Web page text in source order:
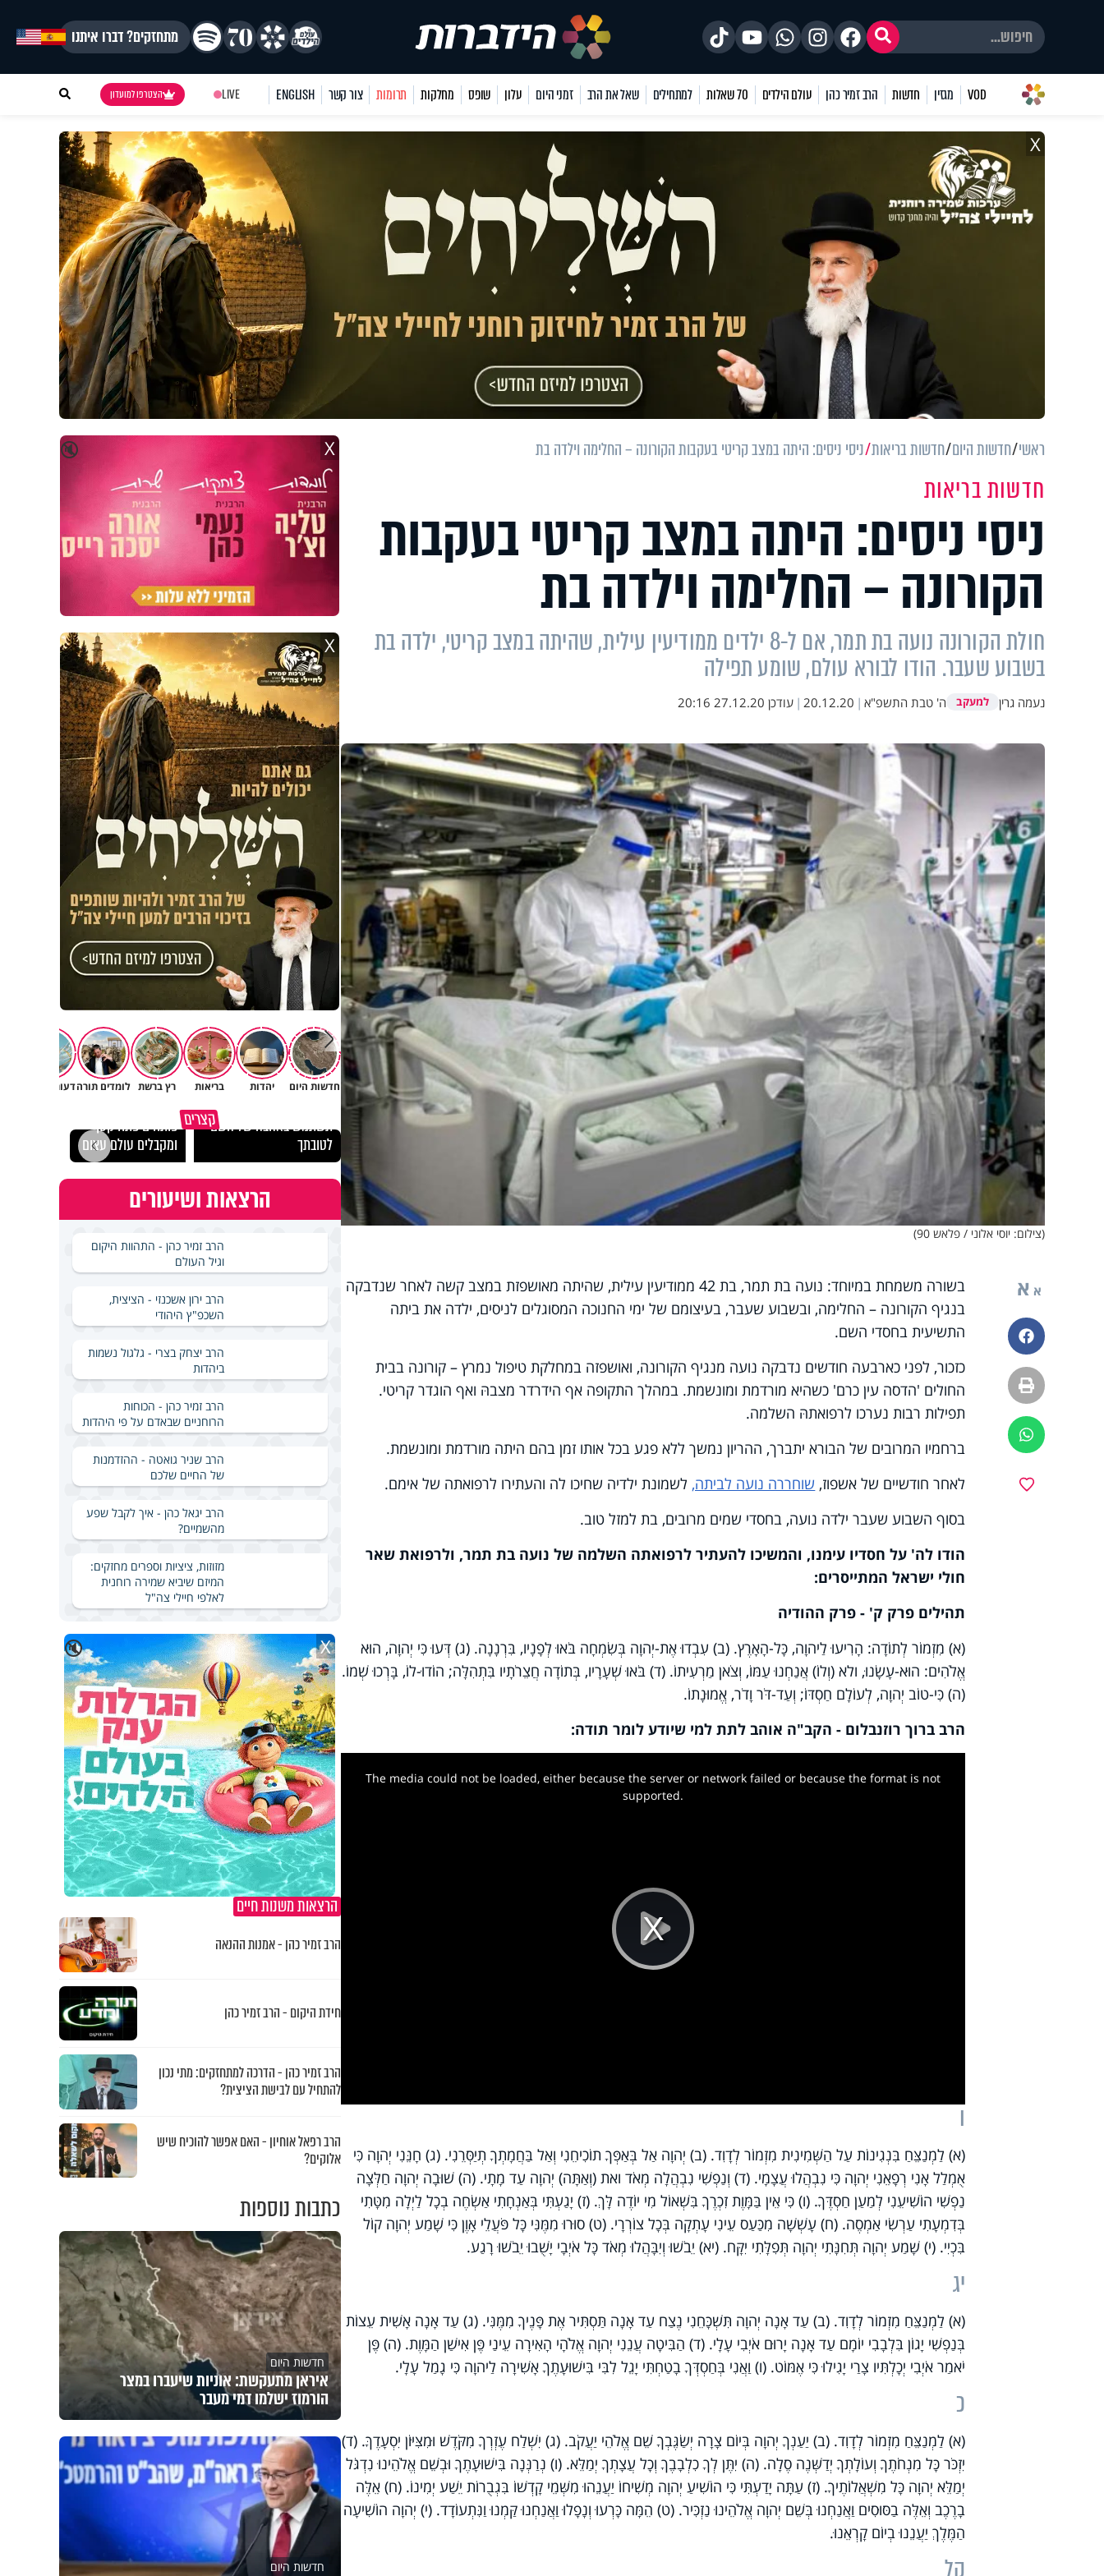
מתחזקים? דברו איתנו
VOD מגזין חדשות הרב זמיר כהן עולם הילדים 70 שאלות למתחילים שאל את הרב זמני היום עלון שופס מחלקות תרומות צור קשר ENGLISH
LIVE הצטרפו למועדון
X
ראשי חדשות היום חדשות בריאות ניסי ניסים: היתה במצב קריטי בעקבות הקורונה – החלימה וילדה בת
חדשות בריאות
ניסי ניסים: היתה במצב קריטי בעקבות
הקורונה – החלימה וילדה בת
חולת הקורונה נועה בת תמר, אם ל-8 ילדים ממודיעין עילית, שהיתה במצב קריטי, ילדה בת
בשבוע שעבר. הודו לבורא עולם, שומע תפילה
נעמה גרין למעקב ה' טבת התשפ"א |
20.12.20
| עודכן 27.12.20 20:16
(צילום: יוסי אלוני / פלאש 90)
א א
פייסבוק
הדפסה
ווטסאפ
בשורה משמחת במיוחד: נועה בת תמר, בת 42 ממודיעין עילית, שהיתה מאושפזת במצב קשה לאחר שנדבקה
בנגיף הקורונה – החלימה, ובשבוע שעבר, בעיצומם של ימי החנוכה המסוגלים לניסים, ילדה את ביתה
התשיעית בחסדי השם.
כזכור, לפני כארבעה חודשים נדבקה נועה מנגיף הקורונה, ואושפזה במחלקת טיפול נמרץ – קורונה בבית
החולים 'הדסה עין כרם' כשהיא מורדמת ומונשמת. במהלך התקופה אף הידרדר מצבהּ ואף הוגדר קריטי.
תפילות רבות נערכו לרפואתהּ השלמה.
ברחמיו המרובים של הבורא יתברך, ההריון נמשך ללא פגע בכל אותו זמן בהם היתה מורדמת ומונשמת.
לאחר חודשיים של אשפוז, שוחררה נועה לביתה, לשמונת ילדיה שחיכו לה והעתירו לרפואתה של אימם.
בסוף השבוע שעבר ילדה נועה, בחסדי שמים מרובים, בת למזל טוב.
הודו לה' על חסדיו עימנו, והמשיכו להעתיר לרפואתה השלמה של נועה בת תמר, ולרפואת שאר
חולי ישראל המתייסרים:
תהילים פרק ק' - פרק ההודיה
(א) מִזְמוֹר לְתוֹדָה: הָרִיעוּ לַיהוָה, כָּל-הָאָרֶץ. (ב) עִבְדוּ אֶת-יְהוָה בְּשִׂמְחָה בֹּאוּ לְפָנָיו, בִּרְנָנָה. (ג) דְּעוּ כִּי יְהוָה, הוּא
אֱלֹהִים: הוּא-עָשָׂנוּ, ולא (וְלוֹ) אֲנַחְנוּ עַמּוֹ, וְצֹאן מַרְעִיתוֹ. (ד) בֹּאוּ שְׁעָרָיו, בְּתוֹדָה חֲצֵרֹתָיו בִּתְהִלָּה; הוֹדוּ-לוֹ, בָּרְכוּ שְׁמוֹ.
(ה) כִּי-טוֹב יְהוָה, לְעוֹלָם חַסְדּוֹ; וְעַד-דֹּר וָדֹר, אֱמוּנָתוֹ.
הרב ברוך רוזנבלום - הקב"ה אוהב לתת למי שיודע לומר תודה:
Play
The media could not be loaded, either because the server or network failed or because the format is not
supported.
ו
(א) לַמְנַצֵּחַ בִּנְגִינוֹת עַל הַשְּׁמִינִית מִזְמוֹר לְדָוִד. (ב) יְהוָה אַל בְּאַפְּךָ תוֹכִיחֵנִי וְאַל בַּחֲמָתְךָ תְיַסְּרֵנִי. (ג) חָנֵּנִי יְהוָה כִּי
אֻמְלַל אָנִי רְפָאֵנִי יְהוָה כִּי נִבְהֲלוּ עֲצָמָי. (ד) וְנַפְשִׁי נִבְהֲלָה מְאֹד ואת (וְאַתָּה) יְהוָה עַד מָתָי. (ה) שׁוּבָה יְהוָה חַלְּצָה
נַפְשִׁי הוֹשִׁיעֵנִי לְמַעַן חַסְדֶּךָ. (ו) כִּי אֵין בַּמָּוֶת זִכְרֶךָ בִּשְׁאוֹל מִי יוֹדֶה לָּךְ. (ז) יָגַעְתִּי בְּאַנְחָתִי אַשְׂחֶה בְכָל לַיְלָה מִטָּתִי
בְּדִמְעָתִי עַרְשִׂי אַמְסֶה. (ח) עָשְׁשָׁה מִכַּעַס עֵינִי עָתְקָה בְּכָל צוֹרְרָי. (ט) סוּרוּ מִמֶּנִּי כָּל פֹּעֲלֵי אָוֶן כִּי שָׁמַע יְהוָה קוֹל
בִּכְיִי. (י) שָׁמַע יְהוָה תְּחִנָּתִי יְהוָה תְּפִלָּתִי יִקָּח. (יא) יֵבֹשׁוּ וְיִבָּהֲלוּ מְאֹד כָּל אֹיְבָי יָשֻׁבוּ יֵבֹשׁוּ רָגַע.
יג
(א) לַמְנַצֵּחַ מִזְמוֹר לְדָוִד. (ב) עַד אָנָה יְהוָה תִּשְׁכָּחֵנִי נֶצַח עַד אָנָה תַּסְתִּיר אֶת פָּנֶיךָ מִמֶּנִּי. (ג) עַד אָנָה אָשִׁית עֵצוֹת
בְּנַפְשִׁי יָגוֹן בִּלְבָבִי יוֹמָם עַד אָנָה יָרוּם אֹיְבִי עָלָי. (ד) הַבִּיטָה עֲנֵנִי יְהוָה אֱלֹהָי הָאִירָה עֵינַי פֶּן אִישַׁן הַמָּוֶת. (ה) פֶּן
יֹאמַר אֹיְבִי יְכָלְתִּיו צָרַי יָגִילוּ כִּי אֶמּוֹט. (ו) וַאֲנִי בְּחַסְדְּךָ בָטַחְתִּי יָגֵל לִבִּי בִּישׁוּעָתֶךָ אָשִׁירָה לַיהוָה כִּי גָמַל עָלָי.
כ
(א) לַמְנַצֵּחַ מִזְמוֹר לְדָוִד. (ב) יַעַנְךָ יְהוָה בְּיוֹם צָרָה יְשַׂגֶּבְךָ שֵׁם אֱלֹהֵי יַעֲקֹב. (ג) יִשְׁלַח עֶזְרְךָ מִקֹּדֶשׁ וּמִצִּיּוֹן יִסְעָדֶךָּ. (ד)
יִזְכֹּר כָּל מִנְחֹתֶךָ וְעוֹלָתְךָ יְדַשְּׁנֶה סֶלָה. (ה) יִתֶּן לְךָ כִלְבָבֶךָ וְכָל עֲצָתְךָ יְמַלֵּא. (ו) נְרַנְּנָה בִּישׁוּעָתֶךָ וּבְשֵׁם אֱלֹהֵינוּ נִדְגֹּל
יְמַלֵּא יְהוָה כָּל מִשְׁאֲלוֹתֶיךָ. (ז) עַתָּה יָדַעְתִּי כִּי הוֹשִׁיעַ יְהוָה מְשִׁיחוֹ יַעֲנֵהוּ מִשְּׁמֵי קָדְשׁוֹ בִּגְבֻרוֹת יֵשַׁע יְמִינוֹ. (ח) אֵלֶּה
בָרֶכֶב וְאֵלֶּה בַסּוּסִים וַאֲנַחְנוּ בְּשֵׁם יְהוָה אֱלֹהֵינוּ נַזְכִּיר. (ט) הֵמָּה כָּרְעוּ וְנָפָלוּ וַאֲנַחְנוּ קַּמְנוּ וַנִּתְעוֹדָד. (י) יְהוָה הוֹשִׁיעָה
הַמֶּלֶךְ יַעֲנֵנוּ בְיוֹם קָרְאֵנוּ.
🔇 X
X
חדשות היום יהדות בריאות רץ ברשת לומדים תורהדעות וטורים
קצריםתשתמש באהבה של השם
לטובתך
פותחים פתח קטן -
ומקבלים עולם עצום
הרצאות ושיעורים
הרב זמיר כהן - התהוות היקום
וגיל העולם
הרב ירון אשכנזי - הציצית,
השכפ"ץ היהודי
הרב יצחק בצרי - גלגול נשמות
ביהדות
הרב זמיר כהן - הכוחות
הרוחניים שבאדם על פי היהדות
הרב שניר גואטה - ההזדמנות
של החיים שלכם
הרב יגאל כהן - איך לקבל שפע
מהשמיים?
מזוזות, ציציות וספרים מחזקים:
המיזם שיביא שמירה רוחנית
לאלפי חיילי צה"ל
🔇 X
הרצאות משנות חיים
הרב זמיר כהן - אמנות ההנאה
חידת היקום - הרב זמיר כהן
הרב זמיר כהן - הדרכה למתחזקים: מתי נכון
להתחיל עם לבישת הציצית?
הרב רפאל אוחיון - האם אפשר להוכיח שיש
אלוקים?
כתבות נוספות
חדשות היום
איראן מתעקשת: אוניות שיעברו במצר
הורמוז ישלמו דמי מעבר
חדשות היום